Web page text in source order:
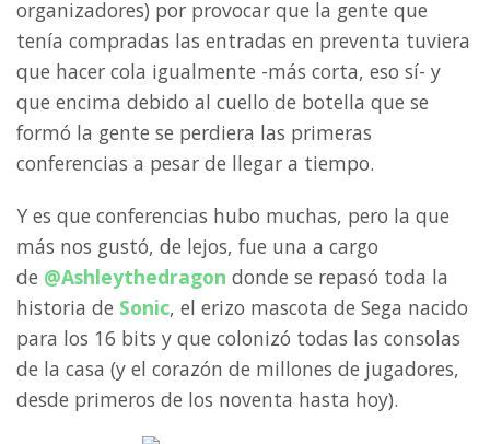
organizadores) por provocar que la gente que
tenía compradas las entradas en preventa tuviera
que hacer cola igualmente -más corta, eso sí- y
que encima debido al cuello de botella que se
formó la gente se perdiera las primeras
conferencias a pesar de llegar a tiempo.
Y es que conferencias hubo muchas, pero la que
más nos gustó, de lejos, fue una a cargo
de @Ashleythedragon donde se repasó toda la
historia de Sonic, el erizo mascota de Sega nacido
para los 16 bits y que colonizó todas las consolas
de la casa (y el corazón de millones de jugadores,
desde primeros de los noventa hasta hoy).